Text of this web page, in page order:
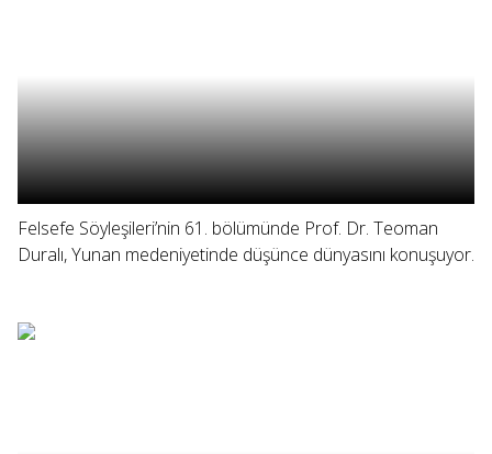
Felsefe Söyleşileri’nin 61. bölümünde Prof. Dr. Teoman
Duralı, Yunan medeniyetinde düşünce dünyasını konuşuyor.